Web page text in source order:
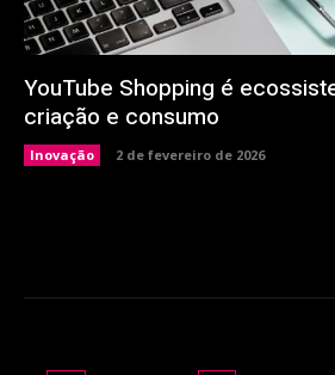
YouTube Shopping é
criação e consumo
Inovação 2 de fevereiro de 2026